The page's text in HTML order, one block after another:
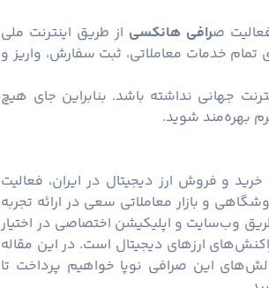
صرافی هانکسی از طریق اینترنت ملی
خدمات معاملاتی، ثبت سفارش، واریز و
جهانی نداشته باشد. بنابراین جای هیچ
بهره‌مند شوید.
و فروش ارز دیجیتال در ایران، فعالیت
مدل فروشگاهی و بازار معاملاتی سعی در ارائه تجربه
وب‌سایت و اپلیکیشن اختصاصی در اختیار
ارزهای دیجیتال است. در این مقاله
این صرافی نوپا خواهیم پرداخت تا